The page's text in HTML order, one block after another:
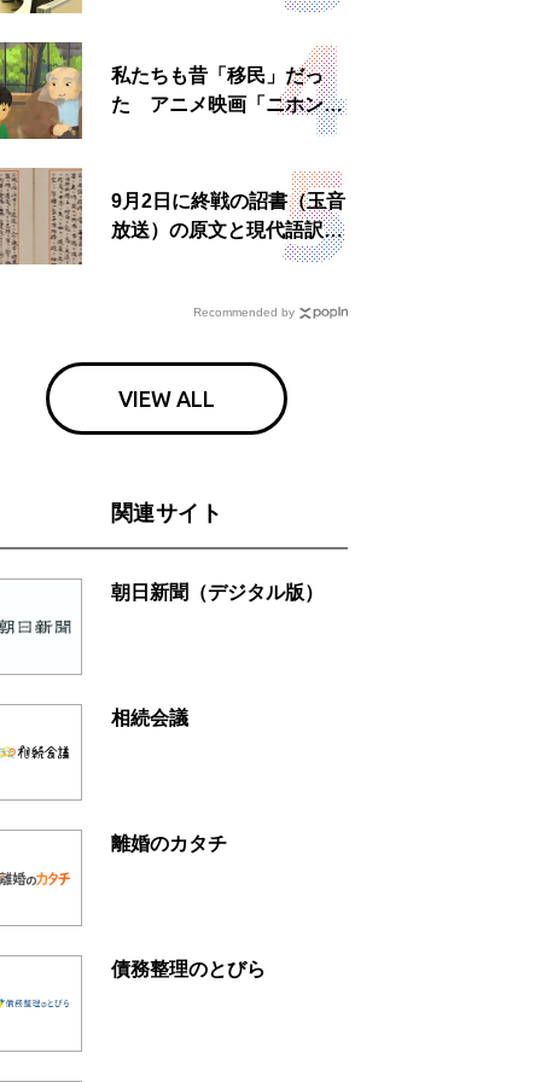
所運営、被災者への温かい
私たちも昔「移民」だっ
た アニメ映画「ニホンジ
9月2日に終戦の詔書（玉音
放送）の原文と現代語訳を
読む もう一つの「終戦の
Recommended by
VIEW ALL
関連サイト
朝日新聞（デジタル版）
相続会議
離婚のカタチ
債務整理のとびら